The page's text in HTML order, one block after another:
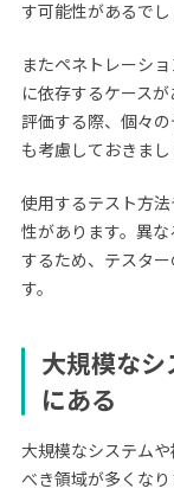
す可能性があるでし
またペネトレーシ
に依存するケース
評価する際、個々
も考慮しておきまし
使用するテスト方
性があります。異
するため、テスタ
す。
大規模なシ
にある
大規模なシステム
べき領域が多くな